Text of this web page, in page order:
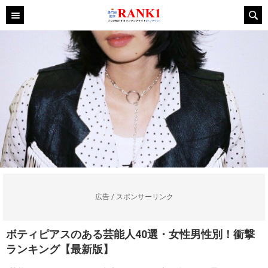
広告 / スポンサーリンク
ボティピアスのある芸能人40選・女性男性別！衝撃
ランキング【最新版】